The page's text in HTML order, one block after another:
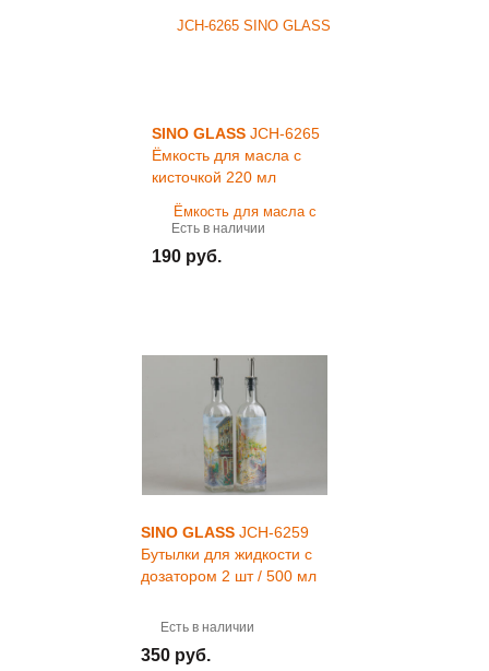
SINO GLASS JCH-6265
Ёмкость для масла с
кисточкой 220 мл
Есть в наличии
190 руб.
SINO GLASS JCH-6259
Бутылки для жидкости с
дозатором 2 шт / 500 мл
Есть в наличии
350 руб.